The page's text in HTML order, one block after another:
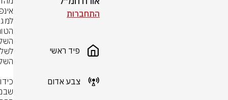
התחברות
פיד ראשי
צבע אדום